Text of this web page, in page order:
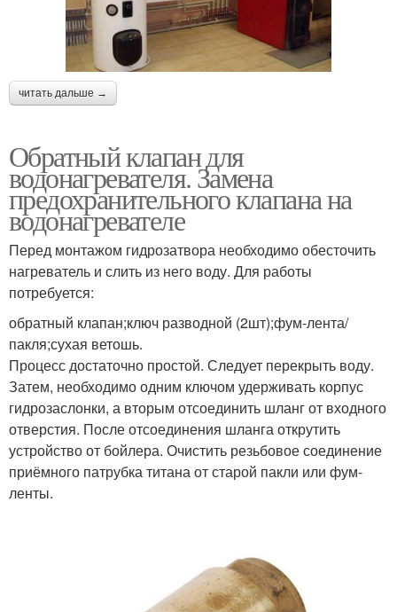
читать дальше →
Обратный клапан для
водонагревателя. Замена
предохранительного клапана на
водонагревателе
Перед монтажом гидрозатвора необходимо обесточить
нагреватель и слить из него воду. Для работы
потребуется:
обратный клапан;ключ разводной (2шт);фум-лента/
пакля;сухая ветошь.
Процесс достаточно простой. Следует перекрыть воду.
Затем, необходимо одним ключом удерживать корпус
гидрозаслонки, а вторым отсоединить шланг от входного
отверстия. После отсоединения шланга открутить
устройство от бойлера. Очистить резьбовое соединение
приёмного патрубка титана от старой пакли или фум-
ленты.